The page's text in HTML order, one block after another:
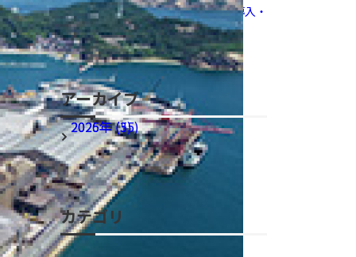
GMPとは？三原則や導入・
運用方法を解説
アーカイブ
2026年 (35)
2025年 (5)
アーカイブ全てを表示
カテゴリ
コラム